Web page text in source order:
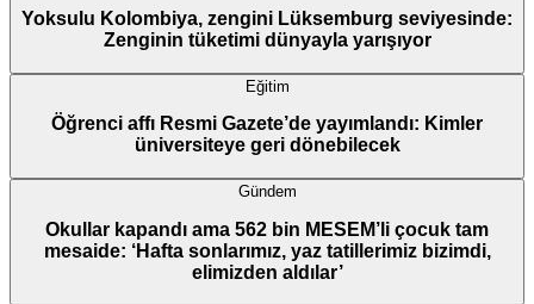
Yoksulu Kolombiya, zengini Lüksemburg seviyesinde:
Zenginin tüketimi dünyayla yarışıyor
Eğitim
Öğrenci affı Resmi Gazete’de yayımlandı: Kimler
üniversiteye geri dönebilecek
Gündem
Okullar kapandı ama 562 bin MESEM’li çocuk tam
mesaide: ‘Hafta sonlarımız, yaz tatillerimiz bizimdi,
elimizden aldılar’